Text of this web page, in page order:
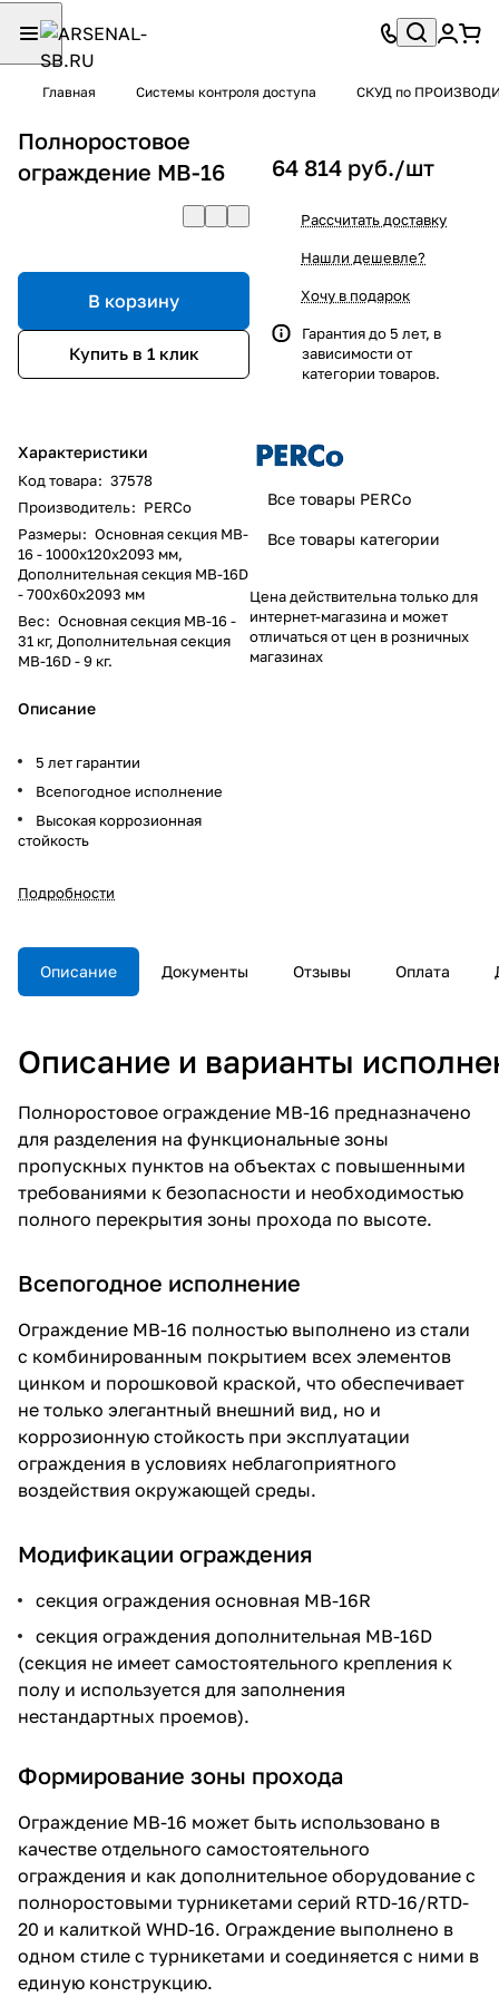
Главная Системы контроля доступа СКУД по
Полноростовое
ограждение MB-16
В корзину
Купить в 1 клик
Характеристики
Код товара: 37578
Производитель: PERCo
Размеры: Основная секция MB-
16 - 1000х120х2093 мм,
Дополнительная секция MB-16D
- 700х60x2093 мм
Вес: Основная секция MB-16 -
31 кг, Дополнительная секция
MB-16D - 9 кг.
Описание
5 лет гарантии
Всепогодное исполнение
Высокая коррозионная
стойкость
Подробности
64 814 руб./шт
Рассчитать доставку
Нашли дешевле?
Хочу в подарок
Гарантия до 5 лет, в
зависимости от
категории товаров.
Все товары PERCo
Все товары категории
Цена действительна только для
интернет-магазина и может
отличаться от цен в розничных
магазинах
Описание Документы Отзывы Оплата
Описание и варианты
Полноростовое ограждение МВ-16 предназначено
для разделения на функциональные зоны
пропускных пунктов на объектах с повышенными
требованиями к безопасности и необходимостью
полного перекрытия зоны прохода по высоте.
Всепогодное исполнение
Ограждение МВ-16 полностью выполнено из стали
с комбинированным покрытием всех элементов
цинком и порошковой краской, что обеспечивает
не только элегантный внешний вид, но и
коррозионную стойкость при эксплуатации
ограждения в условиях неблагоприятного
воздействия окружающей среды.
Модификации ограждения
секция ограждения основная MB-16R
секция ограждения дополнительная MB-16D
(секция не имеет самостоятельного крепления к
полу и используется для заполнения
нестандартных проемов).
Формирование зоны прохода
Ограждение МВ-16 может быть использовано в
качестве отдельного самостоятельного
ограждения и как дополнительное оборудование с
полноростовыми турникетами серий RTD-16/RTD-
20 и калиткой WHD-16. Ограждение выполнено в
одном стиле с турникетами и соединяется с ними в
единую конструкцию.